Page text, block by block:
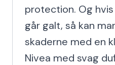
protection. Og
går galt, så kan
skaderne med en
Nivea med svag